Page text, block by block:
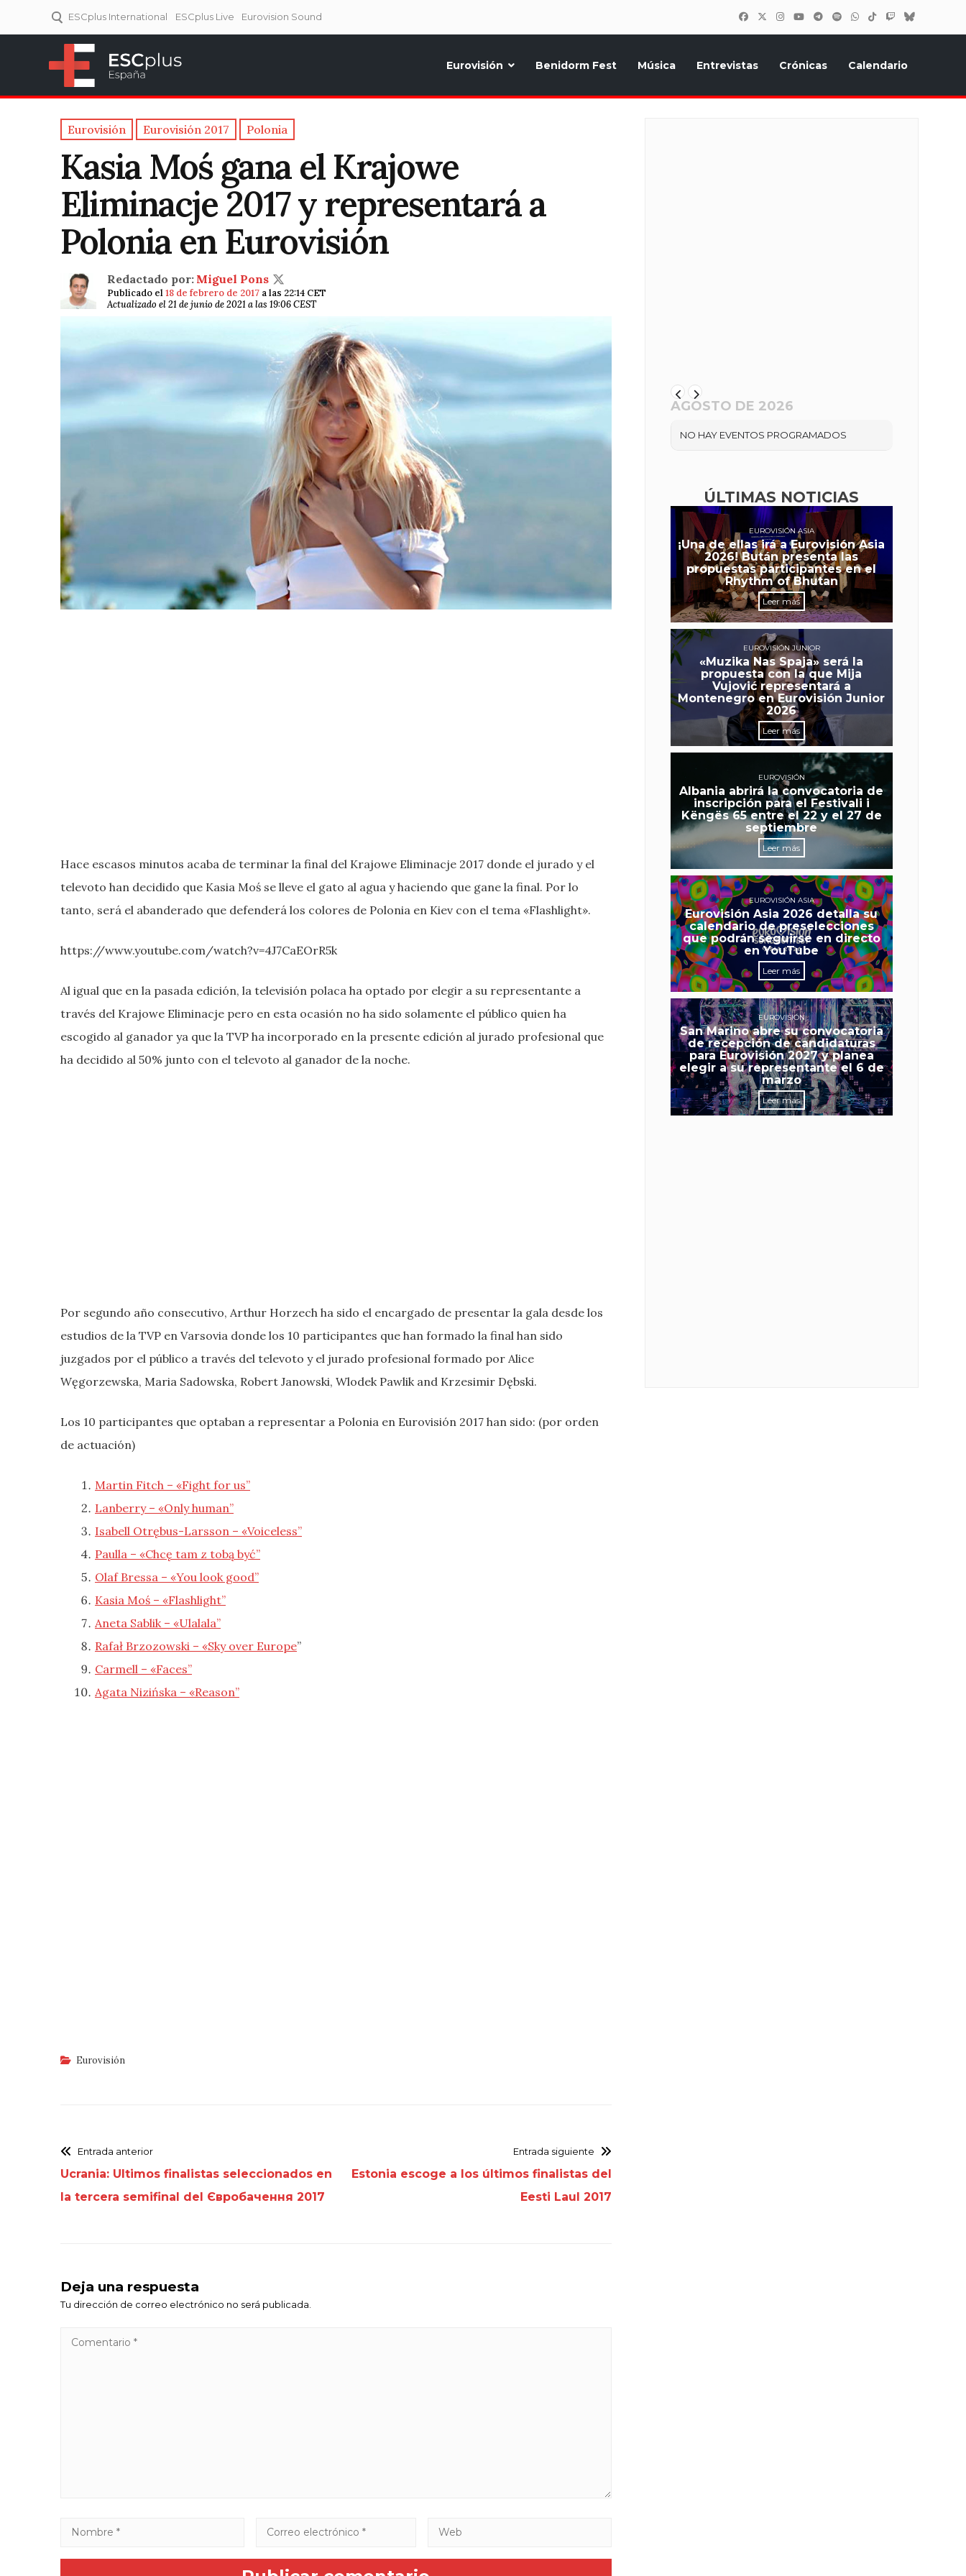
ESCplus International ESCplus Live Eurovision Sound
Eurovisión Benidorm Fest Música Entrevistas Crónicas Calendario
Eurovisión Eurovisión 2017 Polonia
Kasia Moś gana el Krajowe
Eliminacje 2017 y representará a
Polonia en Eurovisión
Redactado por: Miguel Pons
Publicado el18 de febrero de 2017 a las 22:14 CET
Actualizado el 21 de junio de 2021 a las 19:06 CEST
Hace escasos minutos acaba de terminar la final del Krajowe Eliminacje 2017 donde el jurado y el
televoto han decidido que Kasia Moś se lleve el gato al agua y haciendo que gane la final. Por lo
tanto, será el abanderado que defenderá los colores de Polonia en Kiev con el tema «Flashlight».
https://www.youtube.com/watch?v=4J7CaEOrR5k
Al igual que en la pasada edición, la televisión polaca ha optado por elegir a su representante a
través del Krajowe Eliminacje pero en esta ocasión no ha sido solamente el público quien ha
escogido al ganador ya que la TVP ha incorporado en la presente edición al jurado profesional que
ha decidido al 50% junto con el televoto al ganador de la noche.
Por segundo año consecutivo, Arthur Horzech ha sido el encargado de presentar la gala desde los
estudios de la TVP en Varsovia donde los 10 participantes que han formado la final han sido
juzgados por el público a través del televoto y el jurado profesional formado por Alice
Węgorzewska, Maria Sadowska, Robert Janowski, Wlodek Pawlik and Krzesimir Dębski.
Los 10 participantes que optaban a representar a Polonia en Eurovisión 2017 han sido: (por orden
de actuación)
Martin Fitch – «Fight for us”
Lanberry – «Only human”
Isabell Otrębus-Larsson – «Voiceless”
Paulla – «Chcę tam z tobą być”
Olaf Bressa – «You look good”
Kasia Moś – «Flashlight”
Aneta Sablik – «Ulalala”
Rafał Brzozowski – «Sky over Europe”
Carmell – «Faces”
Agata Nizińska – «Reason”
Eurovisión
Entrada anterior
Ucrania: Ultimos finalistas seleccionados en
la tercera semifinal del Євробачення 2017
Entrada siguiente
Estonia escoge a los últimos finalistas del
Eesti Laul 2017
Deja una respuesta
Tu dirección de correo electrónico no será publicada.
AGOSTO DE 2026
NO HAY EVENTOS PROGRAMADOS
ÚLTIMAS NOTICIAS
EUROVISIÓN ASIA
¡Una de ellas irá a Eurovisión Asia
2026! Bután presenta las
propuestas participantes en el
Rhythm of Bhutan
Leer más
EUROVISIÓN JUNIOR
«Muzika Nas Spaja» será la
propuesta con la que Mija
Vujović representará a
Montenegro en Eurovisión Junior
2026
Leer más
EUROVISIÓN
Albania abrirá la convocatoria de
inscripción para el Festivali i
Këngës 65 entre el 22 y el 27 de
septiembre
Leer más
EUROVISIÓN ASIA
Eurovisión Asia 2026 detalla su
calendario de preselecciones
que podrán seguirse en directo
en YouTube
Leer más
EUROVISIÓN
San Marino abre su convocatoria
de recepción de candidaturas
para Eurovisión 2027 y planea
elegir a su representante el 6 de
marzo
Leer más